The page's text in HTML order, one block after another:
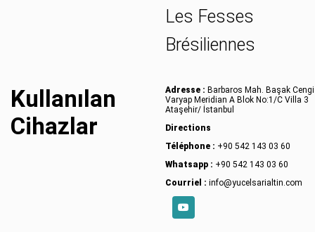
Les Fesses
Brésiliennes
Kullanılan
Cihazlar
Adresse : Barbaros Mah. Başak
Varyap Meridian A Blok No:1/C Villa 3
Ataşehir/ İstanbul
Directions
Téléphone : +90 542 143 03 60
Whatsapp : +90 542 143 03 60
Courriel : info@yucelsarialtin.com
YouTube